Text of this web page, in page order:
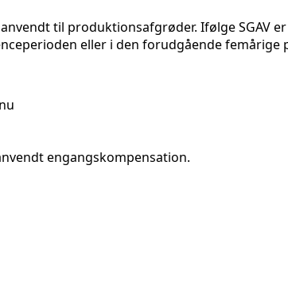
til produktionsafgrøder. Ifølge SGAV
eller i den forudgående femårige
engangskompensation.